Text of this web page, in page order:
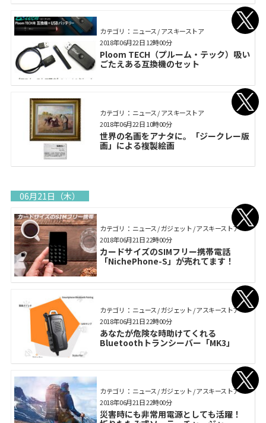
カテゴリ： ニュース / アスキーストア
Ploom TECH（プルーム・テック）吸い
ごたえある互換機のセット
2018年06月22日 12時00分
カテゴリ： ニュース / アスキーストア
世界の名画をアナタに。「ジークレー版
画」による複製絵画
2018年06月22日 10時00分
06月21日（木）
カテゴリ： ニュース / ガジェット / アスキーストア
カードサイズのSIMフリー携帯電話
「NichePhone-S」が売れてます！
2018年06月21日 22時00分
カテゴリ： ニュース / ガジェット / アスキーストア
あなたが危険な時助けてくれる
Bluetoothトランシーバー「MK3」
2018年06月21日 22時00分
カテゴリ： ニュース / ガジェット / アスキーストア
災害時にも非常用電源としても活躍！
2018年06月21日 22時00分